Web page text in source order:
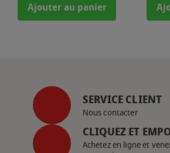
Ajouter au panier
SERVICE CLIENT
Nous contacter
CLIQUEZ ET
Achetez en ligne et